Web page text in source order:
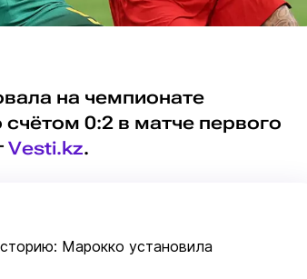
на чемпионате
0:2 в матче первого
Vesti.kz.
Марокко установила